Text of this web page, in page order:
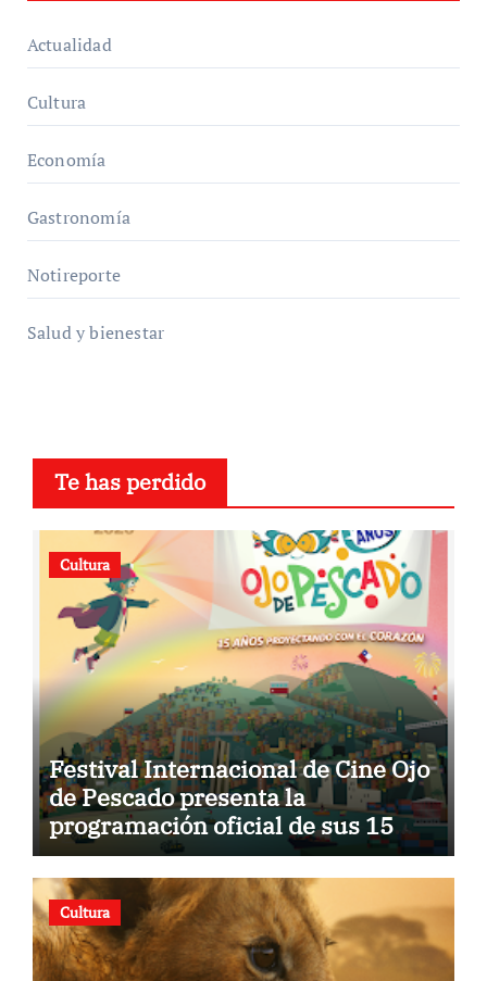
Actualidad
Cultura
Economía
Gastronomía
Notireporte
Salud y bienestar
Te has perdido
Cultura
Festival Internacional de Cine Ojo
de Pescado presenta la
programación oficial de sus 15
años
Cultura